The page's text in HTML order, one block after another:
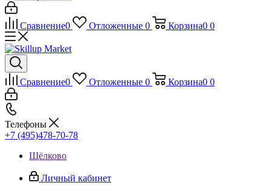
Сравнение0 Отложенные 0 Корзина0 0
Сравнение0 Отложенные 0 Корзина0 0
Телефоны
+7 (495)478-70-78
Щёлково
Личный кабинет